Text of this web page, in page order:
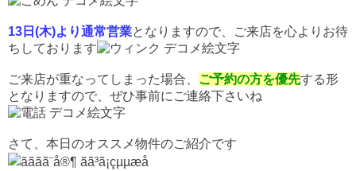
13日(木)より通常営業となりますので、ご来店を心よりお待
ちしております
ご来店が重なってしまった場合、 ご予約の方を優先する形
となりますので、ぜひ事前にご連絡下さいね
さて、本日のオススメ物件のご紹介です